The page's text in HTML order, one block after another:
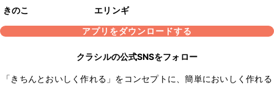
きのこ
エリンギ
アプリをダウンロードする
クラシルの公式SNSをフォロー
「きちんとおいしく作れる」をコンセプトに、簡単においしく作れる